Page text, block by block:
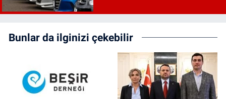
ne?
Bunlar da ilginizi çekebilir